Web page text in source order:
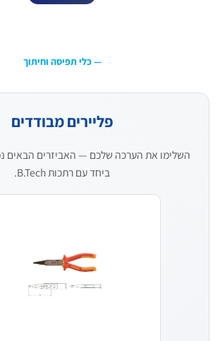
— כלי תפיסה וחיתוך
פליירים מבודדים
השלימו את הערכה שלכם — האביזרים הבאים
ביחד עם רתכות B.Tech.